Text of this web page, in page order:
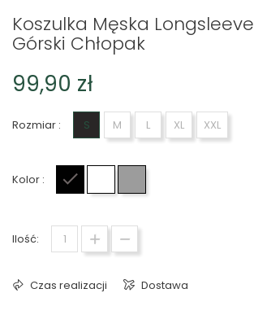
Koszulka Męska Longsleeve
Górski Chłopak
99,90 zł
Rozmiar : S M L XL XXL
Kolor :
Ilość:
Czas realizacji Dostawa